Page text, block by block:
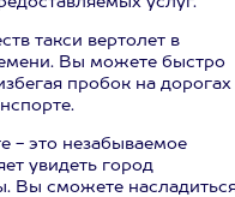
такси вертолет в
Вы можете быстро
пробок на дорогах
- это незабываемое
увидеть город
Вы сможете